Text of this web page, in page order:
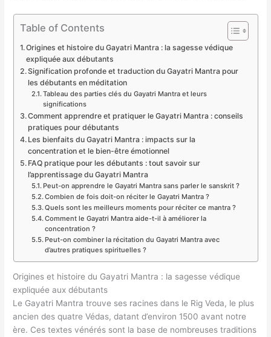
Table of Contents
Origines et histoire du Gayatri Mantra : la sagesse védique
expliquée aux débutants
Signification profonde et traduction du Gayatri Mantra pour
les débutants en méditation
Tableau des parties clés du Gayatri Mantra et leurs
significations
Comment apprendre et pratiquer le Gayatri Mantra : conseils
pratiques pour débutants
Les bienfaits du Gayatri Mantra : impacts sur la
concentration et le bien-être émotionnel
FAQ pratique pour les débutants : tout savoir sur
l’apprentissage du Gayatri Mantra
Peut-on apprendre le Gayatri Mantra sans parler le sanskrit ?
Combien de fois doit-on réciter le Gayatri Mantra ?
Quels sont les meilleurs moments pour réciter ce mantra ?
Comment le Gayatri Mantra aide-t-il à améliorer la
concentration ?
Peut-on combiner la récitation du Gayatri Mantra avec
d’autres pratiques spirituelles ?
Origines et histoire du Gayatri Mantra : la sagesse védique
expliquée aux débutants
Le Gayatri Mantra trouve ses racines dans le Rig Veda, le plus
ancien des quatre Védas, datant d’environ 1500 avant notre
ère. Ces textes vénérés sont la base de nombreuses traditions